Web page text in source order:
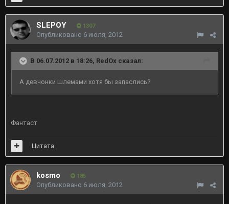
SLEPOY 1307
Опубликовано 6 июля, 2012
В 06.07.2012 в 18:26, RedOx сказал:
А девчонки шлемами хотя бы запаслись?
Фантаст
Цитата
kosmo 185
Опубликовано 6 июля, 2012